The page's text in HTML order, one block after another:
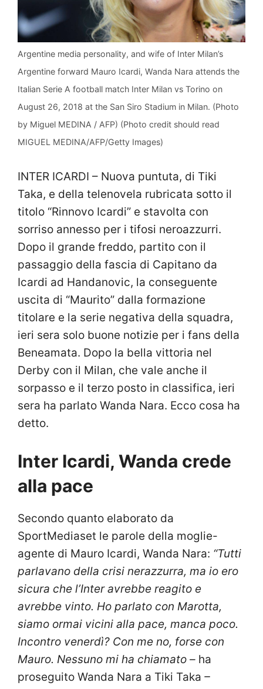
Argentine media personality, and wife of Inter Milan’s
Argentine forward Mauro Icardi, Wanda Nara attends the
Italian Serie A football match Inter Milan vs Torino on
August 26, 2018 at the San Siro Stadium in Milan. (Photo
by Miguel MEDINA / AFP) (Photo credit should read
MIGUEL MEDINA/AFP/Getty Images)
INTER ICARDI – Nuova puntuta, di Tiki
Taka, e della telenovela rubricata sotto il
titolo “Rinnovo Icardi” e stavolta con
sorriso annesso per i tifosi neroazzurri.
Dopo il grande freddo, partito con il
passaggio della fascia di Capitano da
Icardi ad Handanovic, la conseguente
uscita di “Maurito” dalla formazione
titolare e la serie negativa della squadra,
ieri sera solo buone notizie per i fans della
Beneamata. Dopo la bella vittoria nel
Derby con il Milan, che vale anche il
sorpasso e il terzo posto in classifica, ieri
sera ha parlato Wanda Nara. Ecco cosa ha
detto.
Inter Icardi, Wanda crede
alla pace
Secondo quanto elaborato da
SportMediaset le parole della moglie-
agente di Mauro Icardi, Wanda Nara: “Tutti
parlavano della crisi nerazzurra, ma io ero
sicura che l’Inter avrebbe reagito e
avrebbe vinto. Ho parlato con Marotta,
siamo ormai vicini alla pace, manca poco.
Incontro venerdì? Con me no, forse con
Mauro. Nessuno mi ha chiamato – ha
proseguito Wanda Nara a Tiki Taka –